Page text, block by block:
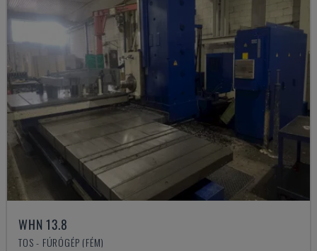
WHN 13.8
TOS - FÚRÓGÉP (FÉM)